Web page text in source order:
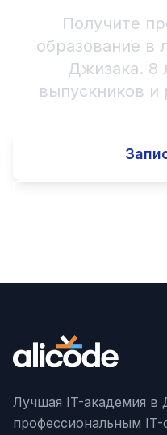
Получите
образование в
Джизака. 8
выпускников
Лучшая IT-академия в
профессиональным